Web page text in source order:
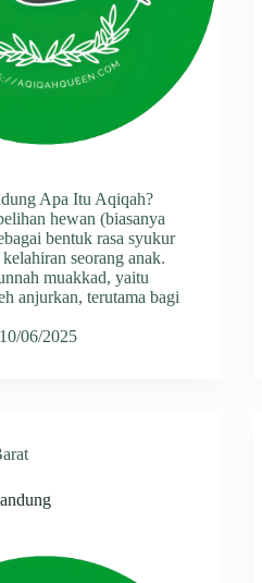
Apa Itu Aqiqah?
hewan (biasanya
bentuk rasa syukur
seorang anak.
muakkad, yaitu
anjurkan, terutama bagi
10/06/2025